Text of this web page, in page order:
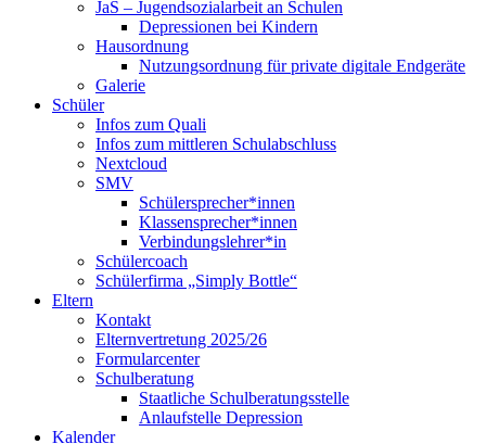
JaS – Jugendsozialarbeit an Schulen
Depressionen bei Kindern
Hausordnung
Nutzungsordnung für private digitale Endgeräte
Galerie
Schüler
Infos zum Quali
Infos zum mittleren Schulabschluss
Nextcloud
SMV
Schülersprecher*innen
Klassensprecher*innen
Verbindungslehrer*in
Schülercoach
Schülerfirma „Simply Bottle“
Eltern
Kontakt
Elternvertretung 2025/26
Formularcenter
Schulberatung
Staatliche Schulberatungsstelle
Anlaufstelle Depression
Kalender